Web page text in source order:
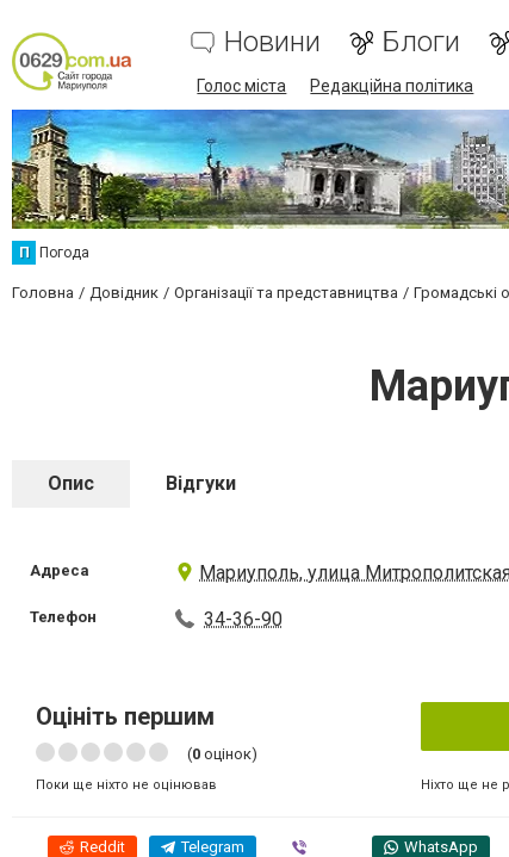
Новини Блоги
Голос міста Редакційна політика
П Погода
Головна Довідник Організації та представництва Громадські
Опис Відгуки
Адреса Мариуполь, улица
Телефон 34-36-90
Оцініть першим
(0 оцінок)
Поки ще ніхто не оцінював Ніхто ще не
Reddit Telegram WhatsApp